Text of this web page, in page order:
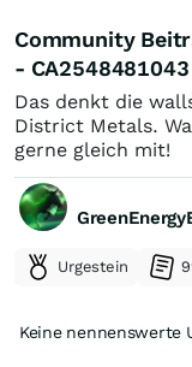
Community
- CA2548481043
Das denkt die
District Metals.
gerne gleich mit!
Urgestein
Keine nennenswerte